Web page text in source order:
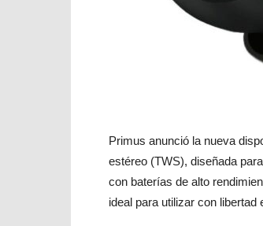
Primus anunció la nueva
estéreo (TWS), diseñada
con baterías de alto
ideal para utilizar con